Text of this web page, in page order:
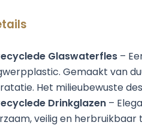
Glaswaterfles–
Gemaakt van
Het milieubewuste
Drinkglazen–
veilig en